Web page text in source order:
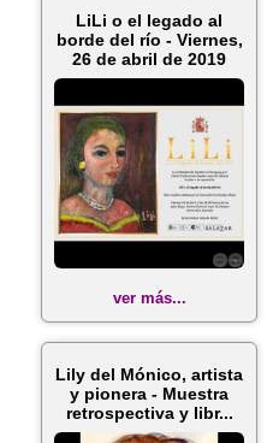
LiLi o el legado al
borde del río - Viernes,
26 de abril de 2019
ver más...
Lily del Mónico, artista
y pionera - Muestra
retrospectiva y libr...